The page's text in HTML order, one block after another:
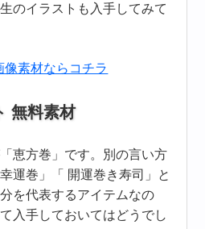
のイラストも入手してみて
素材ならコチラ
無料素材
恵方巻」です。別の言い方
運巻」「 開運巻き寿司」と
を代表するアイテムなの
入手しておいてはどうでし